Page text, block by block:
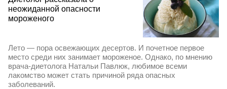
неожиданной опасности
мороженого
Лето — пора освежающих десертов. И почетное первое
место среди них занимает мороженое. Однако, по мнению
врача-диетолога Натальи Павлюк, любимое всеми
лакомство может стать причиной ряда опасных
заболеваний.